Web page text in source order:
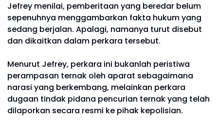
Jefrey menilai, pemberitaan yang beredar belum
sepenuhnya menggambarkan fakta hukum yang
sedang berjalan. Apalagi, namanya turut disebut
dan dikaitkan dalam perkara tersebut.
Menurut Jefrey, perkara ini bukanlah peristiwa
perampasan ternak oleh aparat sebagaimana
narasi yang berkembang, melainkan perkara
dugaan tindak pidana pencurian ternak yang telah
dilaporkan secara resmi ke pihak kepolisian.